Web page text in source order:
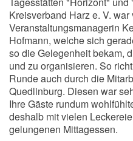
Kreisverband Harz e. V. war
Veranstaltungsmanagerin
Hofmann, welche sich
so die Gelegenheit bekam,
und zu organisieren. So
Runde auch durch die
Quedlinburg. Diesen war
Ihre Gäste rundum
deshalb mit vielen
gelungenen Mittagessen.